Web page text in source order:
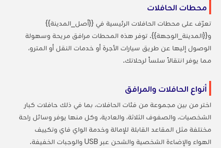
محطات الحافلات
تعرّف على محطات الحافلات الرئيسية في {{أصل_المدينة}}
و{{المدينة_الوجهة}}. توفر هذه المحطات مرافق مريحة وسهولة
الوصول إليها عن طريق سيارات الأجرة أو خدمات النقل أو المترو،
مما يوفر انتقالاً سلساً لرحلاتك.
أنواع الحافلات والمرافق
اختر من بين مجموعة من فئات الحافلات، بما في ذلك حافلات كبار
الشخصيات، والصفوف الثلاثة، والعادية، وكل منها يوفر وسائل راحة
مختلفة مثل المقاعد القابلة للإمالة وخدمة الواي فاي وتكييف
الهواء والإضاءة الشخصية والشحن عبر USB والوجبات الخفيفة.